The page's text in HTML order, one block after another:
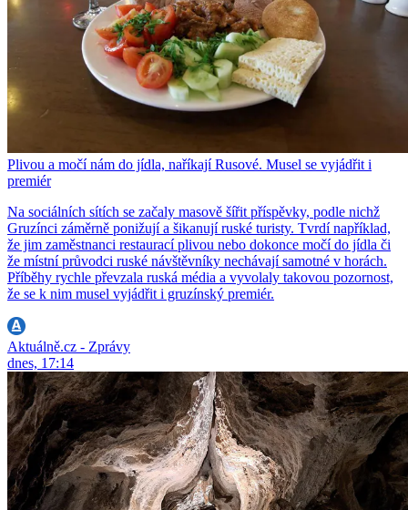
Plivou a močí nám do jídla, naříkají Rusové. Musel se vyjádřit i
premiér
Na sociálních sítích se začaly masově šířit příspěvky, podle nichž
Gruzínci záměrně ponižují a šikanují ruské turisty. Tvrdí například,
že jim zaměstnanci restaurací plivou nebo dokonce močí do jídla či
že místní průvodci ruské návštěvníky nechávají samotné v horách.
Příběhy rychle převzala ruská média a vyvolaly takovou pozornost,
že se k nim musel vyjádřit i gruzínský premiér.
Aktuálně.cz - Zprávy
dnes, 17:14